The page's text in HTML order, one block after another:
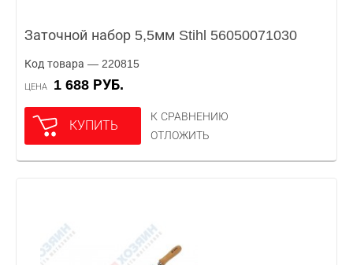
Заточной набор 5,5мм Stihl 56050071030
Код товара — 220815
ЦЕНА 1 688 РУБ.
КУПИТЬ
К СРАВНЕНИЮ
ОТЛОЖИТЬ